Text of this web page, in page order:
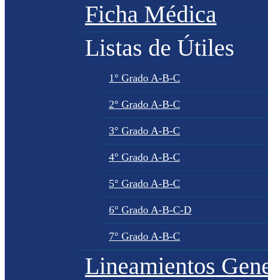
Ficha Médica
Listas de Útiles
1° Grado A-B-C
2° Grado A-B-C
3° Grado A-B-C
4° Grado A-B-C
5° Grado A-B-C
6° Grado A-B-C-D
7° Grado A-B-C
Lineamientos